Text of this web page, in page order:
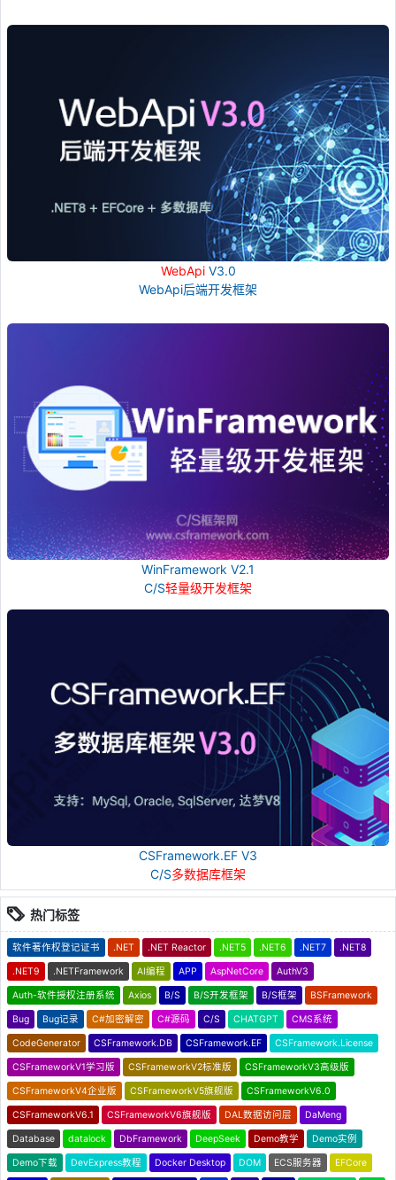
WebApiV3.0
WebApi后端开发框架
WinFramework V2.1
C/S轻量级开发框架
CSFramework.EF V3
C/S多数据库框架
热门标签
软件著作权登记证书 .NET .NET Reactor .NET5 .NET6 .NET7 .NET8
.NET9 .NETFramework AI编程 APP AspNetCore AuthV3
Auth-软件授权注册系统 Axios B/S B/S开发框架 B/S框架 BSFramework
Bug Bug记录 C#加密解密 C#源码 C/S CHATGPT CMS系统
CodeGenerator CSFramework.DB CSFramework.EF CSFramework.License
CSFrameworkV1学习版 CSFrameworkV2标准版 CSFrameworkV3高级版
CSFrameworkV4企业版 CSFrameworkV5旗舰版 CSFrameworkV6.0
CSFrameworkV6.1 CSFrameworkV6旗舰版 DAL数据访问层 DaMeng
Database datalock DbFramework DeepSeek Demo教学 Demo实例
Demo下载 DevExpress教程 Docker Desktop DOM ECS服务器 EFCore